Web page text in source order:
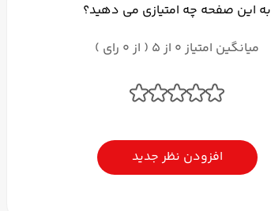
به این صفحه چه امتیازی می دهید؟
میانگین امتیاز 0 از 5 ( از 0 رای )
افزودن نظر جدید